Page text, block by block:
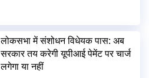
लोकसभा में संशोधन विधेयक पास: अब
सरकार तय करेगी यूपीआई पेमेंट पर चार्ज
लगेगा या नहीं